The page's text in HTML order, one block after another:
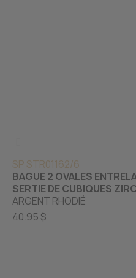
SP STR01162/6
BAGUE 2 OVALES
SERTIE DE CUBIQUES
ARGENT RHODIÉ
40.95 $